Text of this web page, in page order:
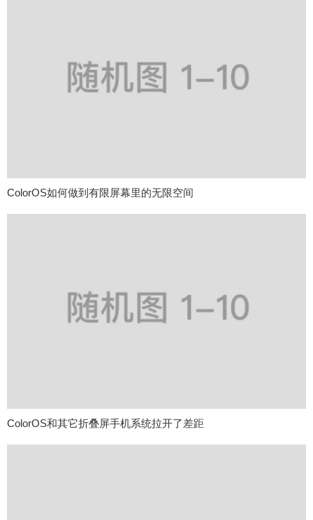
ColorOS如何做到有限屏幕里的无限空间
ColorOS和其它折叠屏手机系统拉开了差距